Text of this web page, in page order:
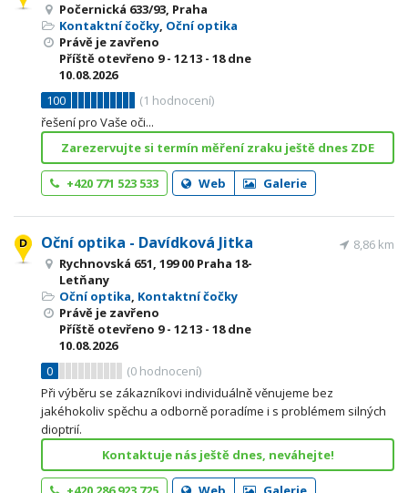
Počernická 633/93, Praha
Kontaktní čočky, Oční optika
Právě je zavřeno
Příště otevřeno 9 - 1213 - 18dne
10.08.2026
100
(1 hodnocení)
řešení pro Vaše oči...
Zarezervujte si termín měření zraku ještě dnes ZDE
+420 771 523 533 Web Galerie
Oční optika - Davídková Jitka
Rychnovská 651, 199 00 Praha 18-
Letňany
Oční optika, Kontaktní čočky
Právě je zavřeno
Příště otevřeno 9 - 1213 - 18dne
10.08.2026
0
(0 hodnocení)
8,86 km
Při výběru se zákazníkovi individuálně věnujeme bez
jakéhokoliv spěchu a odborně poradíme i s problémem silných
dioptrií.
Kontaktuje nás ještě dnes, neváhejte!